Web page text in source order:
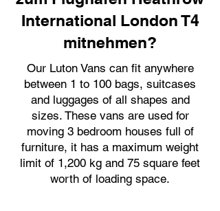
International London T4
mitnehmen?
Our Luton Vans can fit anywhere
between 1 to 100 bags, suitcases
and luggages of all shapes and
sizes. These vans are used for
moving 3 bedroom houses full of
furniture, it has a maximum weight
limit of 1,200 kg and 75 square feet
worth of loading space.